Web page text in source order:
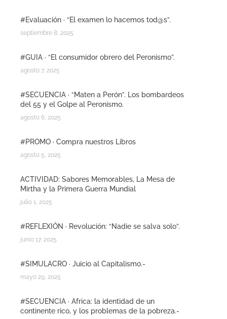
#Evaluación · “El examen lo hacemos tod@s”.
septiembre 8, 2025
#GUIA · “El consumidor obrero del Peronismo”.
agosto 7, 2025
#SECUENCIA · “Maten a Perón”. Los bombardeos
del 55 y el Golpe al Peronismo.
agosto 6, 2025
#PROMO · Compra nuestros Libros
agosto 5, 2025
ACTIVIDAD: Sabores Memorables, La Mesa de
Mirtha y la Primera Guerra Mundial
julio 1, 2025
#REFLEXIÓN · Revolución: “Nadie se salva solo”.
junio 17, 2025
#SIMULACRO · Juicio al Capitalismo.-
mayo 29, 2025
#SECUENCIA · Africa: la identidad de un
continente rico, y los problemas de la pobreza.-